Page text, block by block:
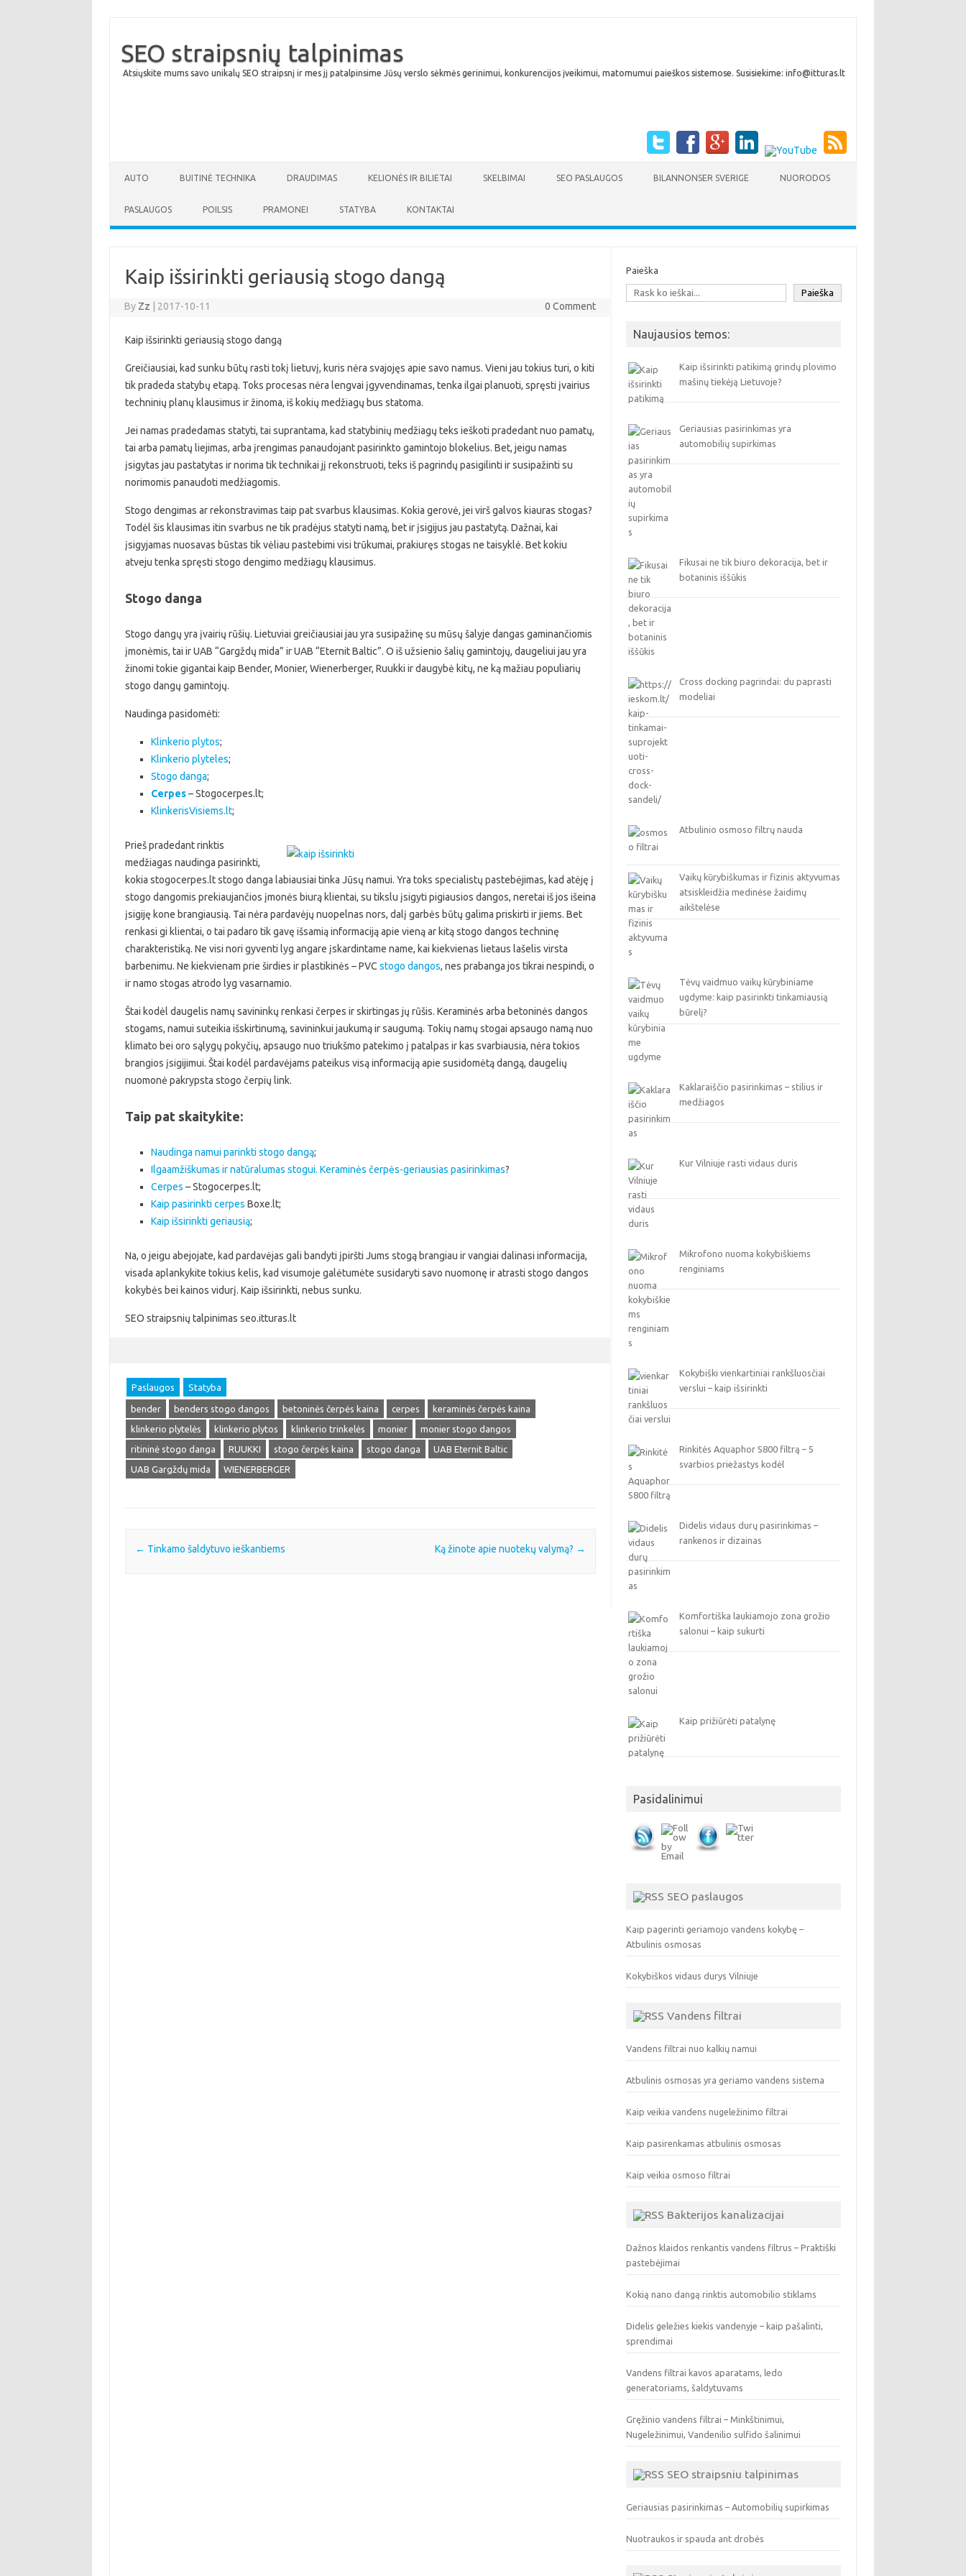
SEO straipsnių talpinimas
Atsiųskite mums savo unikalų SEO straipsnį ir mes jį patalpinsime Jūsų verslo sėkmės gerinimui, konkurencijos įveikimui, matomumui paieškos sistemose. Susisiekime: info@itturas.lt
AUTO BUITINĖ TECHNIKA DRAUDIMAS KELIONĖS IR BILIETAI SKELBIMAI SEO PASLAUGOS BILANNONSER SVERIGE NUORODOS
PASLAUGOS POILSIS PRAMONEI STATYBA KONTAKTAI
Kaip išsirinkti geriausią stogo dangą
By Zz 2017-10-11 0 Comment
Kaip išsirinkti geriausią stogo dangą
Greičiausiai, kad sunku būtų rasti tokį lietuvį, kuris nėra svajojęs apie savo namus. Vieni jau tokius turi, o kiti
tik pradeda statybų etapą. Toks procesas nėra lengvai įgyvendinamas, tenka ilgai planuoti, spręsti įvairius
techninių planų klausimus ir žinoma, iš kokių medžiagų bus statoma.
Jei namas pradedamas statyti, tai suprantama, kad statybinių medžiagų teks ieškoti pradedant nuo pamatų,
tai arba pamatų liejimas, arba įrengimas panaudojant pasirinkto gamintojo blokelius. Bet, jeigu namas
įsigytas jau pastatytas ir norima tik technikai jį rekonstruoti, teks iš pagrindų pasigilinti ir susipažinti su
norimomis panaudoti medžiagomis.
Stogo dengimas ar rekonstravimas taip pat svarbus klausimas. Kokia gerovė, jei virš galvos kiauras stogas?
Todėl šis klausimas itin svarbus ne tik pradėjus statyti namą, bet ir įsigijus jau pastatytą. Dažnai, kai
įsigyjamas nuosavas būstas tik vėliau pastebimi visi trūkumai, prakiuręs stogas ne taisyklė. Bet kokiu
atveju tenka spręsti stogo dengimo medžiagų klausimus.
Stogo danga
Stogo dangų yra įvairių rūšių. Lietuviai greičiausiai jau yra susipažinę su mūsų šalyje dangas gaminančiomis
įmonėmis, tai ir UAB “Gargždų mida” ir UAB “Eternit Baltic”. O iš užsienio šalių gamintojų, daugeliui jau yra
žinomi tokie gigantai kaip Bender, Monier, Wienerberger, Ruukki ir daugybė kitų, ne ką mažiau populiarių
stogo dangų gamintojų.
Naudinga pasidomėti:
Klinkerio plytos;
Klinkerio plyteles;
Stogo danga;
Cerpes– Stogocerpes.lt;
KlinkerisVisiems.lt;
Prieš pradedant rinktis
medžiagas naudinga pasirinkti,
kokia stogocerpes.lt stogo danga labiausiai tinka Jūsų namui. Yra toks specialistų pastebėjimas, kad atėję į
stogo dangomis prekiaujančios įmonės biurą klientai, su tikslu įsigyti pigiausios dangos, neretai iš jos išeina
įsigiję kone brangiausią. Tai nėra pardavėjų nuopelnas nors, dalį garbės būtų galima priskirti ir jiems. Bet
renkasi gi klientai, o tai padaro tik gavę išsamią informaciją apie vieną ar kitą stogo dangos techninę
charakteristiką. Ne visi nori gyventi lyg angare įskardintame name, kai kiekvienas lietaus lašelis virsta
barbenimu. Ne kiekvienam prie širdies ir plastikinės – PVC stogo dangos, nes prabanga jos tikrai nespindi, o
ir namo stogas atrodo lyg vasarnamio.
Štai kodėl daugelis namų savininkų renkasi čerpes ir skirtingas jų rūšis. Keraminės arba betoninės dangos
stogams, namui suteikia išskirtinumą, savininkui jaukumą ir saugumą. Tokių namų stogai apsaugo namą nuo
klimato bei oro sąlygų pokyčių, apsaugo nuo triukšmo patekimo į patalpas ir kas svarbiausia, nėra tokios
brangios įsigijimui. Štai kodėl pardavėjams pateikus visą informaciją apie susidomėtą dangą, daugelių
nuomonė pakrypsta stogo čerpių link.
Taip pat skaitykite:
Naudinga namui parinkti stogo dangą;
Ilgaamžiškumas ir natūralumas stogui. Keraminės čerpės-geriausias pasirinkimas?
Cerpes – Stogocerpes.lt;
Kaip pasirinkti cerpes Boxe.lt;
Kaip išsirinkti geriausią;
Na, o jeigu abejojate, kad pardavėjas gali bandyti įpiršti Jums stogą brangiau ir vangiai dalinasi informacija,
visada aplankykite tokius kelis, kad visumoje galėtumėte susidaryti savo nuomonę ir atrasti stogo dangos
kokybės bei kainos vidurį. Kaip išsirinkti, nebus sunku.
SEO straipsnių talpinimas seo.itturas.lt
Paslaugos Statyba
bender benders stogo dangos betoninės čerpės kaina cerpes
keraminės čerpės kaina
klinkerio plytelės
klinkerio plytos klinkerio trinkelės monier
monier stogo dangos
ritininė stogo danga
RUUKKI stogo čerpės kaina stogo danga
UAB Eternit Baltic
UAB Gargždų mida
WIENERBERGER
Post navigation
← Tinkamo šaldytuvo ieškantiems Ką žinote apie nuotekų valymą? →
Paieška
Paieška
Naujausios temos:
Kaip išsirinkti patikimą grindų plovimo
mašinų tiekėją Lietuvoje?
Geriausias pasirinkimas yra
automobilių supirkimas
Fikusai ne tik biuro dekoracija, bet ir
botaninis iššūkis
Cross docking pagrindai: du paprasti
modeliai
Atbulinio osmoso filtrų nauda
Vaikų kūrybiškumas ir fizinis aktyvumas
atsiskleidžia medinėse žaidimų
aikštelėse
Tėvų vaidmuo vaikų kūrybiniame
ugdyme: kaip pasirinkti tinkamiausią
būrelį?
Kaklaraiščio pasirinkimas – stilius ir
medžiagos
Kur Vilniuje rasti vidaus duris
Mikrofono nuoma kokybiškiems
renginiams
Kokybiški vienkartiniai rankšluosčiai
verslui – kaip išsirinkti
Rinkitės Aquaphor S800 filtrą – 5
svarbios priežastys kodėl
Didelis vidaus durų pasirinkimas –
rankenos ir dizainas
Komfortiška laukiamojo zona grožio
salonui – kaip sukurti
Kaip prižiūrėti patalynę
Pasidalinimui
SEO paslaugos
Kaip pagerinti geriamojo vandens kokybę –
Atbulinis osmosas
Kokybiškos vidaus durys Vilniuje
Vandens filtrai
Vandens filtrai nuo kalkių namui
Atbulinis osmosas yra geriamo vandens sistema
Kaip veikia vandens nugeležinimo filtrai
Kaip pasirenkamas atbulinis osmosas
Kaip veikia osmoso filtrai
Bakterijos kanalizacijai
Dažnos klaidos renkantis vandens filtrus – Praktiški
pastebėjimai
Kokią nano dangą rinktis automobilio stiklams
Didelis geležies kiekis vandenyje – kaip pašalinti,
sprendimai
Vandens filtrai kavos aparatams, ledo
generatoriams, šaldytuvams
Gręžinio vandens filtrai – Minkštinimui,
Nugeležinimui, Vandenilio sulfido šalinimui
SEO straipsniu talpinimas
Geriausias pasirinkimas – Automobilių supirkimas
Nuotraukos ir spauda ant drobės